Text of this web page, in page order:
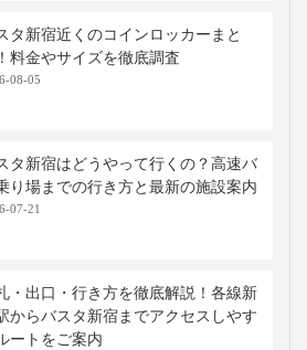
タ新宿近くのコインロッカーまと
料金やサイズを徹底調査
08-05
タ新宿はどうやって行くの？高速バ
り場までの行き方と最新の施設案内
07-21
・出口・行き方を徹底解説！各線新
からバスタ新宿までアクセスしやす
ートをご案内